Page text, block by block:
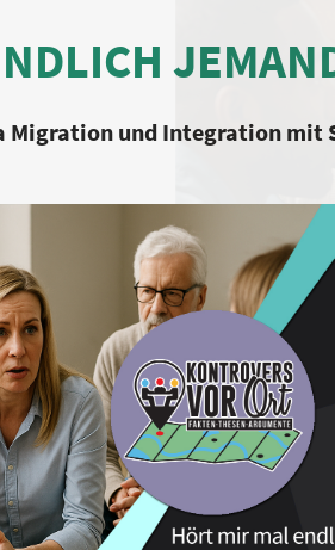
Migration und Integration mit